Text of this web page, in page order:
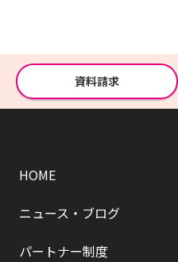
資料請求
HOME
ニュース・ブログ
パートナー制度